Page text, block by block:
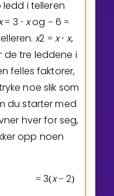
i telleren
= 3 ⋅ xog − 6 =
x2 = x ⋅ x,
de tre leddene i
felles faktorer,
noe slik som
du starter med
hver for seg,
opp noen
= 3(x − 2)